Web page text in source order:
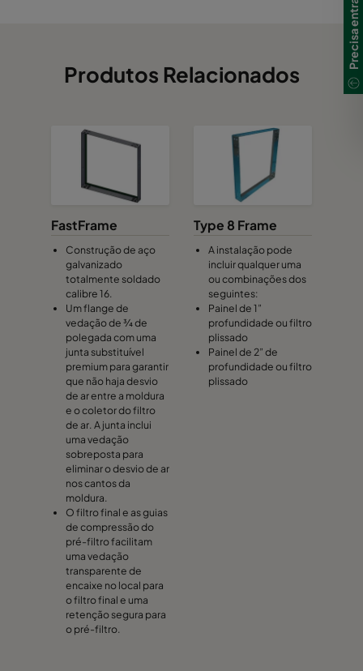
Produtos Relacionados
FastFrame
Construção de aço
galvanizado
totalmente soldado
calibre 16.
Um flange de
vedação de ¾ de
polegada com uma
junta substituível
premium para garantir
que não haja desvio
de ar entre a moldura
e o coletor do filtro
de ar. A junta inclui
uma vedação
sobreposta para
eliminar o desvio de ar
nos cantos da
moldura.
O filtro final e as guias
de compressão do
pré-filtro facilitam
uma vedação
transparente de
encaixe no local para
o filtro final e uma
retenção segura para
o pré-filtro.
Type 8 Frame
A instalação pode
incluir qualquer uma
ou combinações dos
seguintes:
Painel de 1”
profundidade ou filtro
plissado
Painel de 2” de
profundidade ou filtro
plissado